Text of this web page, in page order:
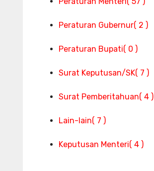
Peraturan Gubernur( 2 )
Peraturan Bupati( 0 )
Surat Keputusan/SK( 7 )
Surat Pemberitahuan( 4 )
Lain-lain( 7 )
Keputusan Menteri( 4 )